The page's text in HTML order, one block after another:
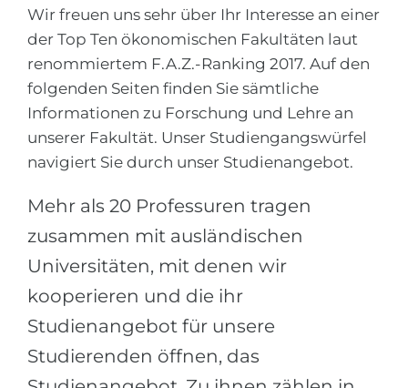
Города
ПРОФЕССИИ
Профессии
Специальности
Примеры вакансий
КАРЬЕРНОЕ ОРИЕНТИРОВАНИЕ
Тест Голланда
Тест Карта Интересов
Тест RIASEC
Успехна
ПОСТУПАЕМ НА...
Медицина
Инженерия
Физика
Менеджмент
Другая специальность
ПОСТУПАЕМ ИЗ...
Россия
Украина
Казахстан
Азербайджан
Wir freuen uns sehr über Ihr Interesse an einer
der Top Ten ökonomischen Fakultäten laut
renommiertem F.A.Z.-Ranking 2017. Auf den
folgenden Seiten finden Sie sämtliche
Informationen zu Forschung und Lehre an
unserer Fakultät. Unser Studiengangswürfel
navigiert Sie durch unser Studienangebot.
Mehr als 20 Professuren tragen
zusammen mit ausländischen
Universitäten, mit denen wir
kooperieren und die ihr
Studienangebot für unsere
Studierenden öffnen, das